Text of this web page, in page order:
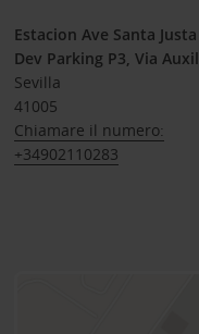
Estacion Ave Santa Justa
Dev Parking P3, Via
Sevilla
41005
Chiamare il numero:
+34902110283